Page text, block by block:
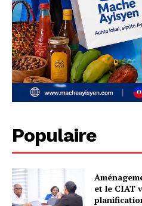
Populaire
et le CIAT